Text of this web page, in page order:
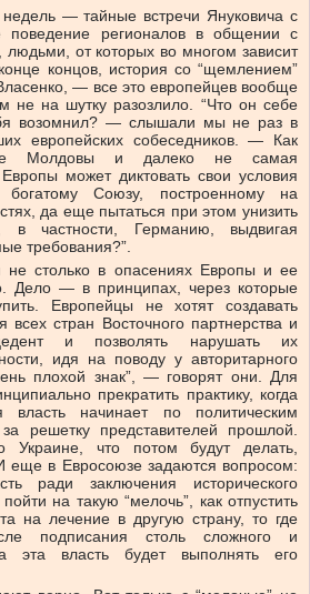
— тайные встречи Януковича с
регионалов в общении с
людьми, от которых во многом зависит
концов, история со “щемлением”
— все это европейцев вообще
не на шутку разозлило. “Что он себе
возомнил? — слышали мы не раз в
европейских собеседников. — Как
Молдовы и далеко не самая
может диктовать свои условия
Союзу, построенному на
да еще пытаться при этом унизить
в частности, Германию, выдвигая
требования?”.
столько в опасениях Европы и ее
Дело — в принципах, через которые
Европейцы не хотят создавать
стран Восточного партнерства и
и позволять нарушать их
идя на поводу у авторитарного
плохой знак”, — говорят они. Для
прекратить практику, когда
власть начинает по политическим
решетку представителей прошлой.
Украине, что потом будут делать,
еще в Евросоюзе задаются вопросом:
ради заключения исторического
на такую “мелочь”, как отпустить
на лечение в другую страну, то где
подписания столь сложного и
эта власть будет выполнять его